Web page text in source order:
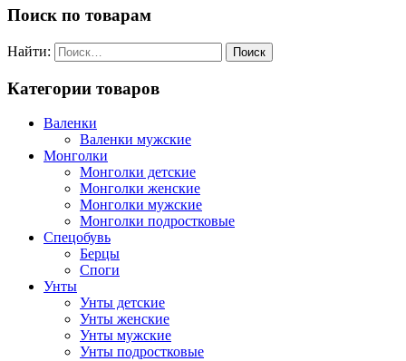
Поиск по товарам
Найти:
Категории товаров
Валенки
Валенки мужские
Монголки
Монголки детские
Монголки женские
Монголки мужские
Монголки подростковые
Спецобувь
Берцы
Споги
Унты
Унты детские
Унты женские
Унты мужские
Унты подростковые